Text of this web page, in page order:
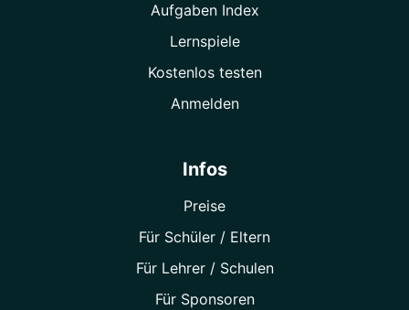
Aufgaben Index
Lernspiele
Kostenlos testen
Anmelden
Infos
Preise
Für Schüler / Eltern
Für Lehrer / Schulen
Für Sponsoren